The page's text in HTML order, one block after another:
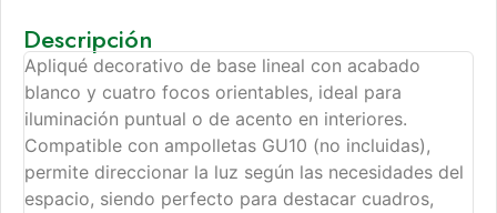
Descripción
Apliqué decorativo de base lineal con acabado
blanco y cuatro focos orientables, ideal para
iluminación puntual o de acento en interiores.
Compatible con ampolletas GU10 (no incluidas),
permite direccionar la luz según las necesidades del
espacio, siendo perfecto para destacar cuadros,